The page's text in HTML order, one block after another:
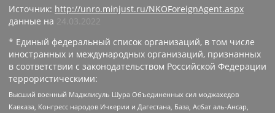
Источник: http://unro.minjust.ru/NKOForeignAgent.aspx
данные на 24.03.2022
* Единый федеральный список организаций, в том числе
иностранных и международных организаций, признанных
в соответствии с законодательством Российской Федерации
террористическими:
Высший военный Маджлисуль Шура Объединенных сил моджахедов
Кавказа, Конгресс народов Ичкерии и Дагестана, База, Асбат аль-Ансар,